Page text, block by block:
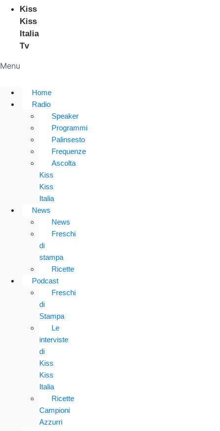
Kiss
Kiss
Italia
Tv
Menu
Home
Radio
Speaker
Programmi
Palinsesto
Frequenze
Ascolta
Kiss
Kiss
Italia
News
News
Freschi
di
stampa
Ricette
Podcast
Freschi
di
Stampa
Le
interviste
di
Kiss
Kiss
Italia
Ricette
Campioni
Azzurri